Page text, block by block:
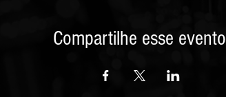
Compartilhe esse evento